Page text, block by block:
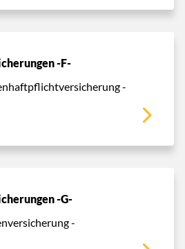
-F-
-
-G-
-